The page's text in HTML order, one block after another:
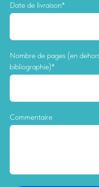
Date de livraison*
Nombre de pages (en
bibliographie)*
Commentaire